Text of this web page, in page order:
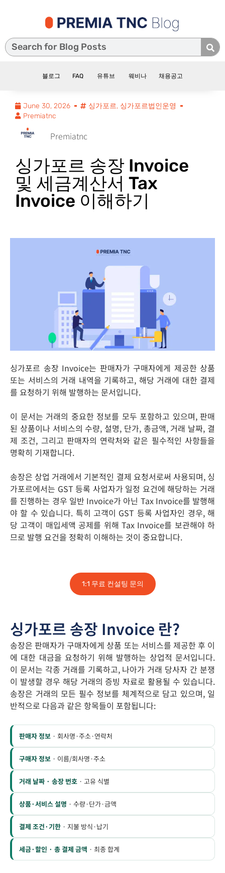
블로그 FAQ 유튜브 웨비나 채용공고
June 30, 2026 싱가포르, 싱가포르법인운영
Premiatnc
Premiatnc
싱가포르 송장 Invoice
및 세금계산서 Tax
Invoice 이해하기
싱가포르 송장 Invoice는 판매자가 구매자에게 제공한 상품
또는 서비스의 거래 내역을 기록하고, 해당 거래에 대한 결제
를 요청하기 위해 발행하는 문서입니다.
이 문서는 거래의 중요한 정보를 모두 포함하고 있으며, 판매
된 상품이나 서비스의 수량, 설명, 단가, 총금액, 거래 날짜, 결
제 조건, 그리고 판매자의 연락처와 같은 필수적인 사항들을
명확히 기재합니다.
송장은 상업 거래에서 기본적인 결제 요청서로써 사용되며, 싱
가포르에서는 GST 등록 사업자가 일정 요건에 해당하는 거래
를 진행하는 경우 일반 Invoice가 아닌 Tax Invoice를 발행해
야 할 수 있습니다. 특히 고객이 GST 등록 사업자인 경우, 해
당 고객이 매입세액 공제를 위해 Tax Invoice를 보관해야 하
므로 발행 요건을 정확히 이해하는 것이 중요합니다.
1:1 무료 컨설팅 문의
싱가포르 송장 Invoice 란?
송장은 판매자가 구매자에게 상품 또는 서비스를 제공한 후 이
에 대한 대금을 요청하기 위해 발행하는 상업적 문서입니다.
이 문서는 각종 거래를 기록하고, 나아가 거래 당사자 간 분쟁
이 발생할 경우 해당 거래의 증빙 자료로 활용될 수 있습니다.
송장은 거래의 모든 필수 정보를 체계적으로 담고 있으며, 일
반적으로 다음과 같은 항목들이 포함됩니다:
판매자 정보 · 회사명·주소·연락처
구매자 정보 · 이름/회사명·주소
거래 날짜 · 송장 번호 · 고유 식별
상품·서비스 설명 · 수량·단가·금액
결제 조건·기한 · 지불 방식·납기
세금·할인 · 총 결제 금액 · 최종 합계